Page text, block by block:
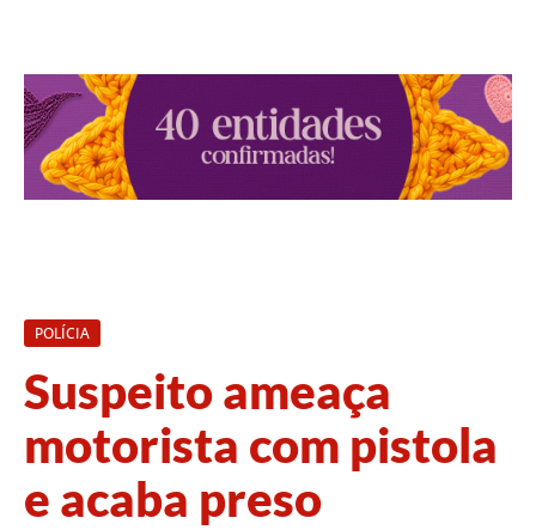
POLÍCIA
Suspeito ameaça
motorista com pistola
e acaba preso